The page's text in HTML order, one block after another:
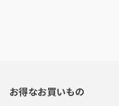
お得なお買いもの